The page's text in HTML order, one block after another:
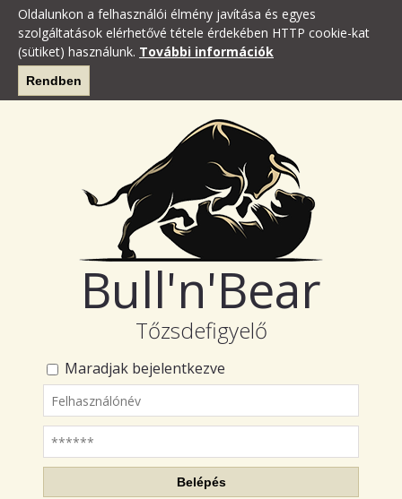
Oldalunkon a felhasználói élmény javítása és egyes
szolgáltatások elérhetővé tétele érdekében HTTP cookie-kat
(sütiket) használunk. További információk
Rendben
Bull'n'Bear
Tőzsdefigyelő
Maradjak bejelentkezve
Felhasználónév
Jelszó
Belépés